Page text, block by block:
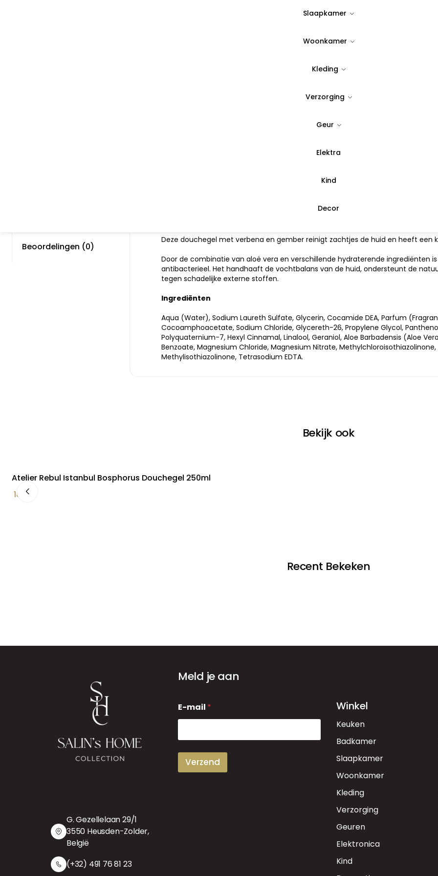
Slaapkamer
Woonkamer
Kleding
Verzorging
Geur
Elektra
Kind
Decor
8,32
Beoordelingen (0)
Deze douchegel met verbena en gember reinigt zachtjes de huid en heeft een
Door de combinatie van aloë vera en verschillende hydraterende ingrediënten
antibacterieel. Het handhaaft de vochtbalans van de huid, ondersteunt de
tegen schadelijke externe stoffen.
Ingrediënten
Aqua (Water), Sodium Laureth Sulfate, Glycerin, Cocamide DEA, Parfum
Cocoamphoacetate, Sodium Chloride, Glycereth-26, Propylene Glycol,
Polyquaternium-7, Hexyl Cinnamal, Linalool, Geraniol, Aloe Barbadensis (Aloe
Benzoate, Magnesium Chloride, Magnesium Nitrate, Methylchloroisothiazolinone,
Methylisothiazolinone, Tetrasodium EDTA.
Bekijk ook
Atelier Rebul Istanbul Bosphorus Douchegel 250ml
18,00
Recent Bekeken
G. Gezellelaan 29/1
3550 Heusden-Zolder,
België
(+32) 491 76 81 23
Meld je aan
-
m
i
E-mail *
Verzend
Winkel
Keuken
Badkamer
Slaapkamer
Woonkamer
Kleding
Verzorging
Geuren
Elektronica
Kind